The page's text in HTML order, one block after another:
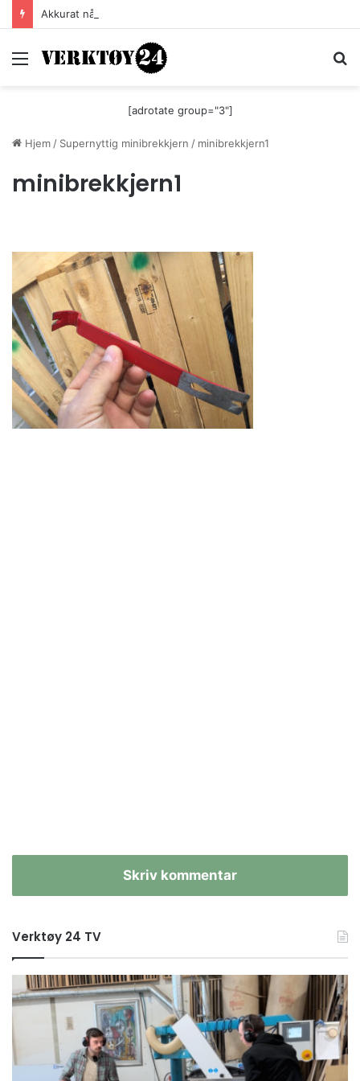
Akkurat nå er batteri-bordsaga til Festool billigere
Meny
[adrotate group="3"]
Hjem / Supernyttig minibrekkjern / minibrekkjern1
minibrekkjern1
Skriv kommentar
Verktøy 24 TV